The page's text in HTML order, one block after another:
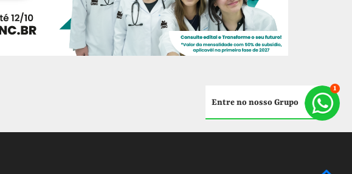
Entre no nosso Grupo